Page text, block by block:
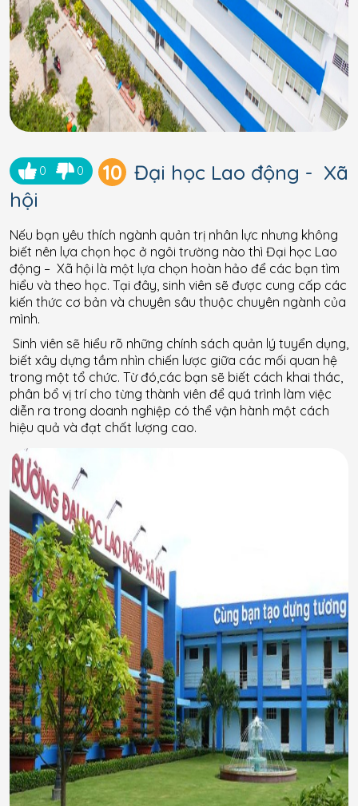
0 0 10 Đại học Lao động - Xã
hội
Nếu bạn yêu thích ngành quản trị nhân lực nhưng không
biết nên lựa chọn học ở ngôi trường nào thì Đại học Lao
động – Xã hội là một lựa chọn hoàn hảo để các bạn tìm
hiểu và theo học. Tại đây, sinh viên sẽ được cung cấp các
kiến thức cơ bản và chuyên sâu thuộc chuyên ngành của
mình.
Sinh viên sẽ hiểu rõ những chính sách quản lý tuyển dụng,
biết xây dựng tầm nhìn chiến lược giữa các mối quan hệ
trong một tổ chức. Từ đó,các bạn sẽ biết cách khai thác,
phân bổ vị trí cho từng thành viên để quá trình làm việc
diễn ra trong doanh nghiệp có thể vận hành một cách
hiệu quả và đạt chất lượng cao.